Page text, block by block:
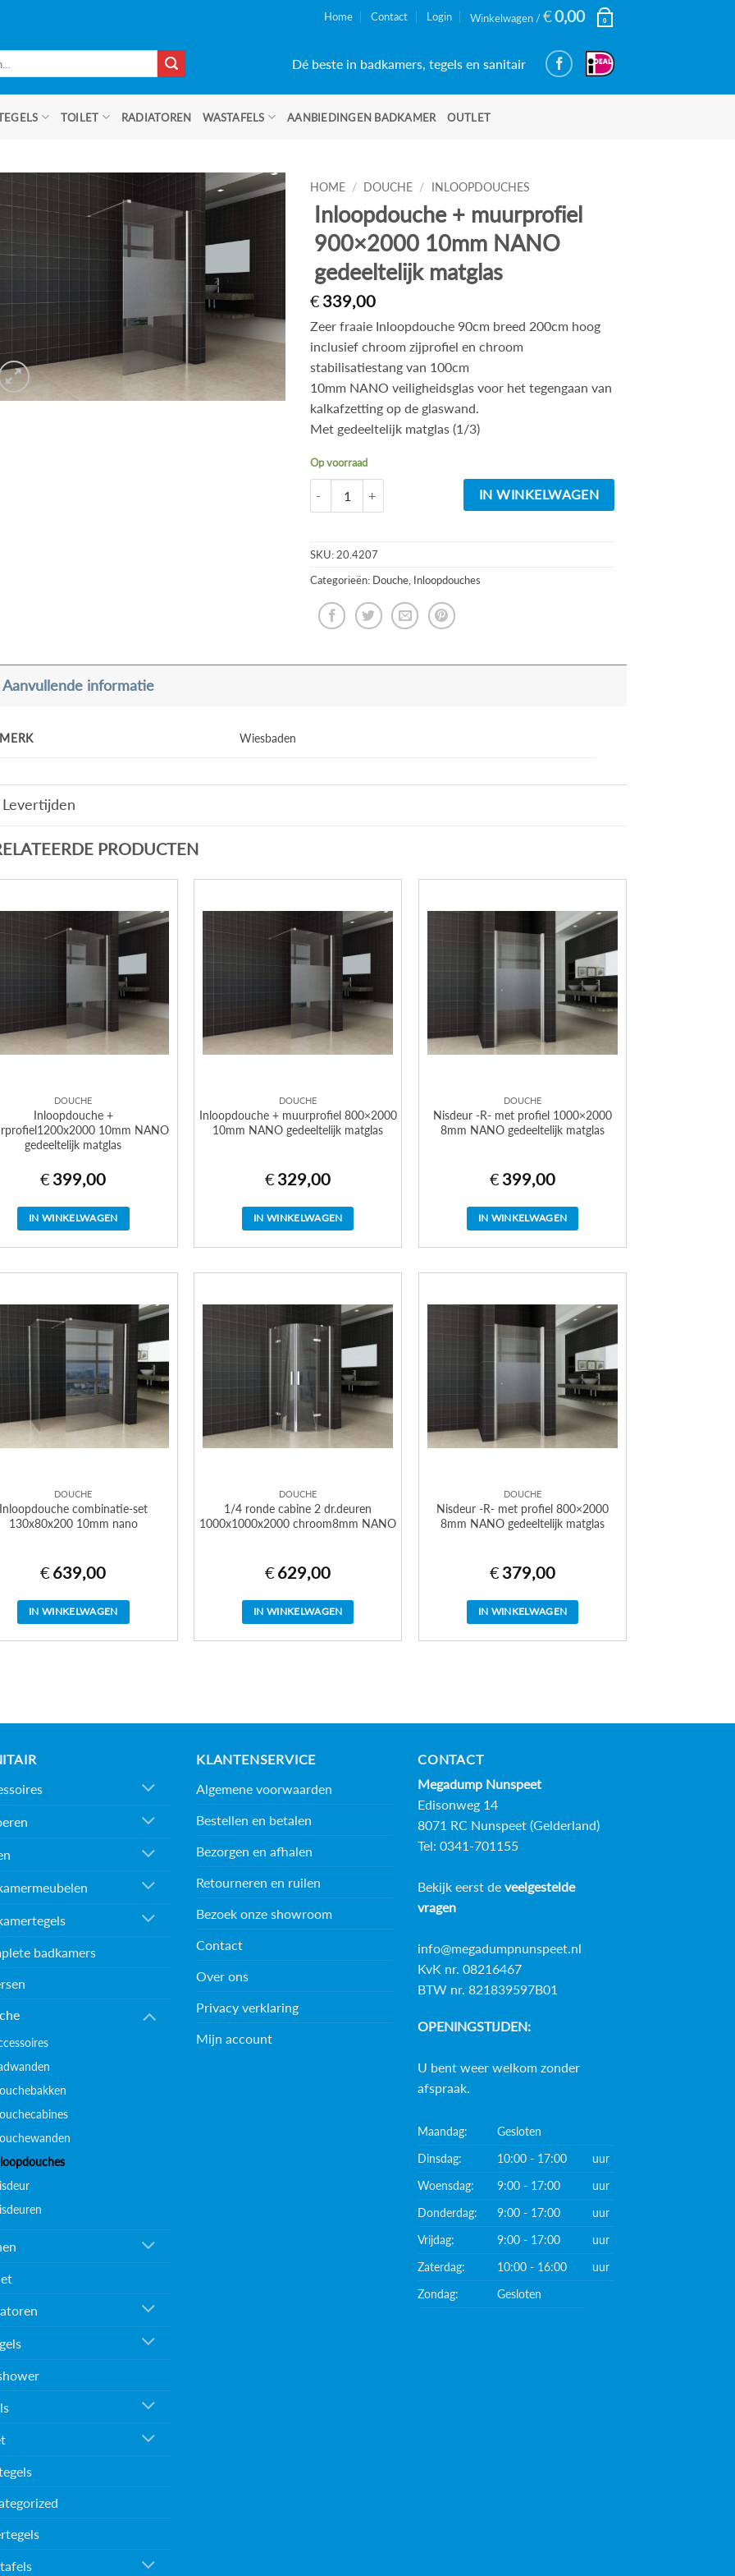
Home Contact Login Winkelwagen /€0,00 0
Dé beste in badkamers, tegels en sanitair
TOILET RADIATOREN WASTAFELS AANBIEDINGEN BADKAMER OUTLET
HOME / DOUCHE / INLOOPDOUCHES
Inloopdouche + muurprofiel
900×2000 10mm NANO
gedeeltelijk matglas
€ 339,00
Zeer fraaie Inloopdouche 90cm breed 200cm hoog
inclusief chroom zijprofiel en chroom
stabilisatiestang van 100cm
10mm NANO veiligheidsglas voor het tegengaan van
kalkafzetting op de glaswand.
Met gedeeltelijk matglas (1/3)
Op voorraad
Inloopdouche + muurprofiel 900x2000 10mm NANO gedeeltelijk
IN WINKELWAGEN
SKU: 20.4207
Categorieën: Douche Inloopdouches
Aanvullende informatie
MERK Wiesbaden
Levertijden
PRODUCTEN
DOUCHE
Inloopdouche +
10mm NANO
gedeeltelijk matglas
€ 399,00
IN WINKELWAGEN
DOUCHE
Inloopdouche + muurprofiel 800×2000
10mm NANO gedeeltelijk matglas
€ 329,00
IN WINKELWAGEN
DOUCHE
Nisdeur -R- met profiel 1000×2000
8mm NANO gedeeltelijk matglas
€ 399,00
IN WINKELWAGEN
DOUCHE
combinatie-set
130x80x200 10mm nano
€ 639,00
IN WINKELWAGEN
DOUCHE
1/4 ronde cabine 2 dr.deuren
1000x1000x2000 chroom8mm NANO
€ 629,00
IN WINKELWAGEN
DOUCHE
Nisdeur -R- met profiel 800×2000
8mm NANO gedeeltelijk matglas
€ 379,00
IN WINKELWAGEN
badkamers
KLANTENSERVICE
Algemene voorwaarden
Bestellen en betalen
Bezorgen en afhalen
Retourneren en ruilen
Bezoek onze showroom
Contact
Over ons
Privacy verklaring
Mijn account
CONTACT
Megadump Nunspeet
Edisonweg 14
8071 RC Nunspeet (Gelderland)
Tel: 0341-701155
Bekijk eerst de veelgestelde
vragen
info@megadumpnunspeet.nl
KvK nr. 08216467
BTW nr. 821839597B01
OPENINGSTIJDEN:
U bent weer welkom zonder
afspraak.
Maandag:
Gesloten
Dinsdag:
10:00 - 17:00
uur
Woensdag:
9:00 - 17:00
uur
Donderdag:
9:00 - 17:00
uur
Vrijdag:
9:00 - 17:00
uur
Zaterdag:
10:00 - 16:00
uur
Zondag:
Gesloten